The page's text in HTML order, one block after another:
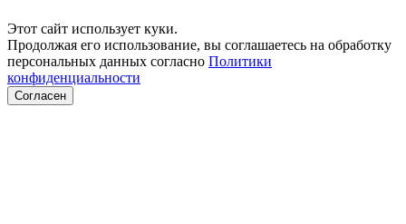
Этот сайт использует куки.
Продолжая его использование, вы соглашаетесь на обработку
персональных данных согласно Политики
конфиденциальности
Согласен